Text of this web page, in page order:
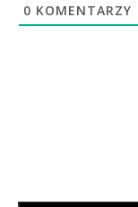
0 KOMENTARZY